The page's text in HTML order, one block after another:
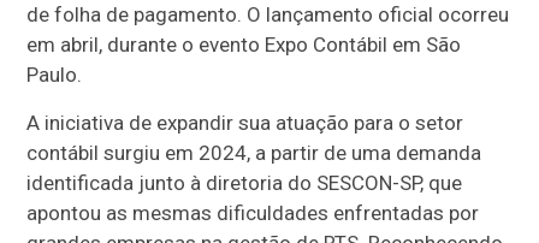
de folha de pagamento. O lançamento oficial ocorreu
em abril, durante o evento Expo Contábil em São
Paulo.
A iniciativa de expandir sua atuação para o setor
contábil surgiu em 2024, a partir de uma demanda
identificada junto à diretoria do SESCON-SP, que
apontou as mesmas dificuldades enfrentadas por